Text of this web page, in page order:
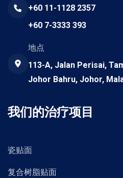
+60 11-1128 2357
+60 7-3333 393
地点
113-A, Jalan Perisai,
Johor Bahru, Johor,
我们的治疗项目
瓷贴面
复合树脂贴面